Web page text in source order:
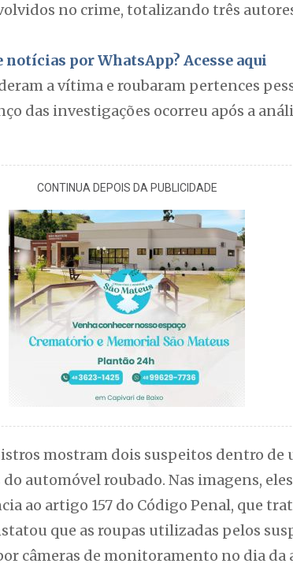
no crime, totalizando três
por WhatsApp? Acesse aqui
a vítima e roubaram pertences
das investigações ocorreu após a
CONTINUA DEPOIS DA PUBLICIDADE
mostram dois suspeitos dentro de
automóvel roubado. Nas imagens,
ao artigo 157 do Código Penal, que
que as roupas utilizadas pelos
câmeras de monitoramento no dia da